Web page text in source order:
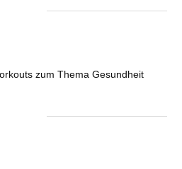
zum Thema Gesundheit